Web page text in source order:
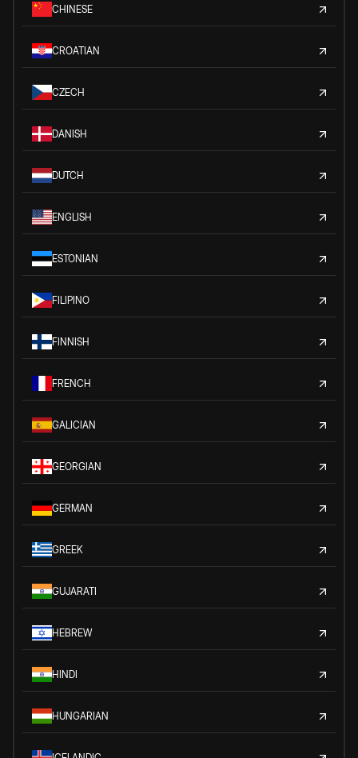
CHINESE
CROATIAN
CZECH
DANISH
DUTCH
ENGLISH
ESTONIAN
FILIPINO
FINNISH
FRENCH
GALICIAN
GEORGIAN
GERMAN
GREEK
GUJARATI
HEBREW
HINDI
HUNGARIAN